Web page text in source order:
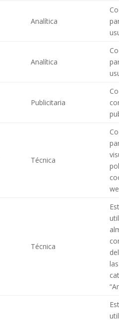
Analítica
Analítica
Publicitaria
Técnica
Técnica